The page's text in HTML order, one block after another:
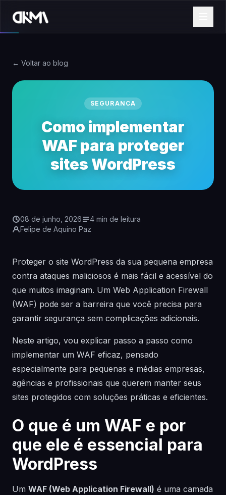
← Voltar ao blog
SEGURANCA
Como implementar
WAF para proteger
sites WordPress
08 de junho, 2026
4 min de leitura
Felipe de Aquino Paz
Proteger o site WordPress da sua pequena empresa
contra ataques maliciosos é mais fácil e acessível do
que muitos imaginam. Um Web Application Firewall
(WAF) pode ser a barreira que você precisa para
garantir segurança sem complicações adicionais.
Neste artigo, vou explicar passo a passo como
implementar um WAF eficaz, pensado
especialmente para pequenas e médias empresas,
agências e profissionais que querem manter seus
sites protegidos com soluções práticas e eficientes.
O que é um WAF e por
que ele é essencial para
WordPress
Um WAF (Web Application Firewall) é uma camada